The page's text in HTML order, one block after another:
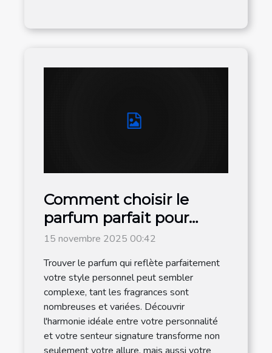
Comment choisir le
parfum parfait pour
votre style personnel ?
15 novembre 2025 00:42
Trouver le parfum qui reflète parfaitement
votre style personnel peut sembler
complexe, tant les fragrances sont
nombreuses et variées. Découvrir
l'harmonie idéale entre votre personnalité
et votre senteur signature transforme non